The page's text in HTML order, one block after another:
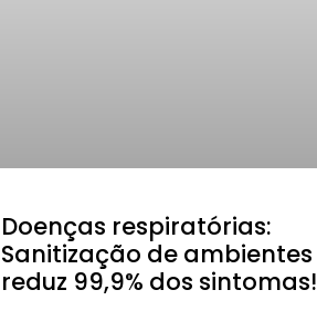
Doenças respiratórias:
Sanitização de ambientes
reduz 99,9% dos sintomas!